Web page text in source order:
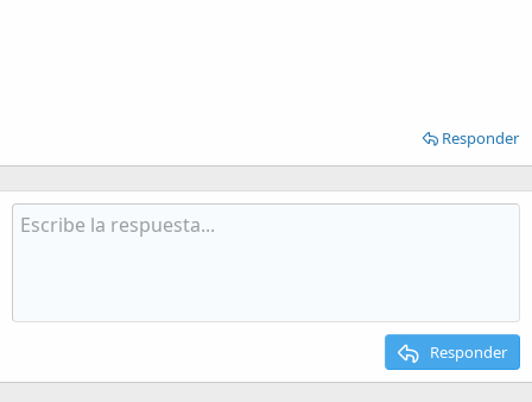
Responder
Responder